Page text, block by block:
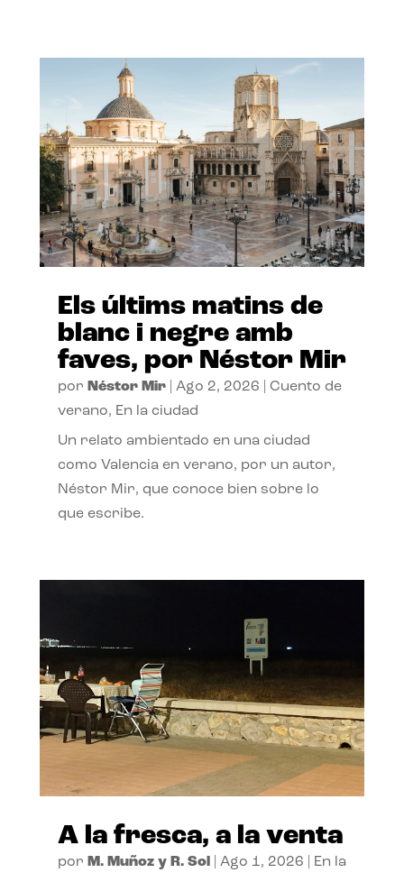
Els últims matins de
blanc i negre amb
faves, por Néstor Mir
por Néstor Mir| Ago 2, 2026
Cuento de
verano, En la ciudad
Un relato ambientado en una ciudad
como Valencia en verano, por un autor,
Néstor Mir, que conoce bien sobre lo
que escribe.
A la fresca, a la venta
por M. Muñoz y R. Sol| Ago 1, 2026
En la